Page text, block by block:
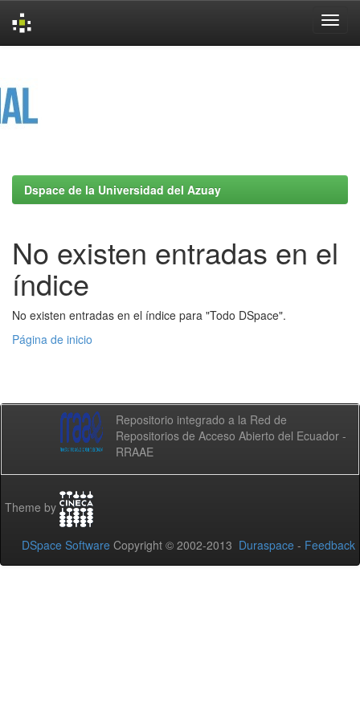
Dspace de la Universidad del Azuay
No existen entradas en el
índice
No existen entradas en el índice para "Todo DSpace".
Página de inicio
Repositorio integrado a la Red de
Repositorios de Acceso Abierto del Ecuador -
RRAAE
Theme by
DSpace Software Copyright © 2002-2013 Duraspace - Feedback